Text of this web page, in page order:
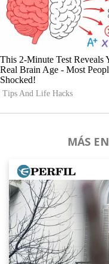
MÁS EN